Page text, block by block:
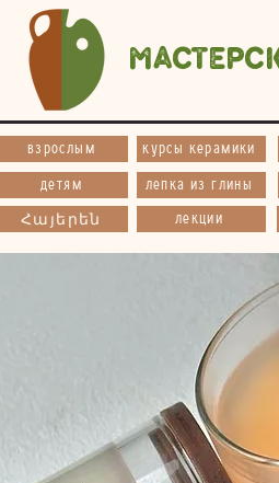
взрослым курсы керамики
детям лепка из глины
Հայերեն лекции